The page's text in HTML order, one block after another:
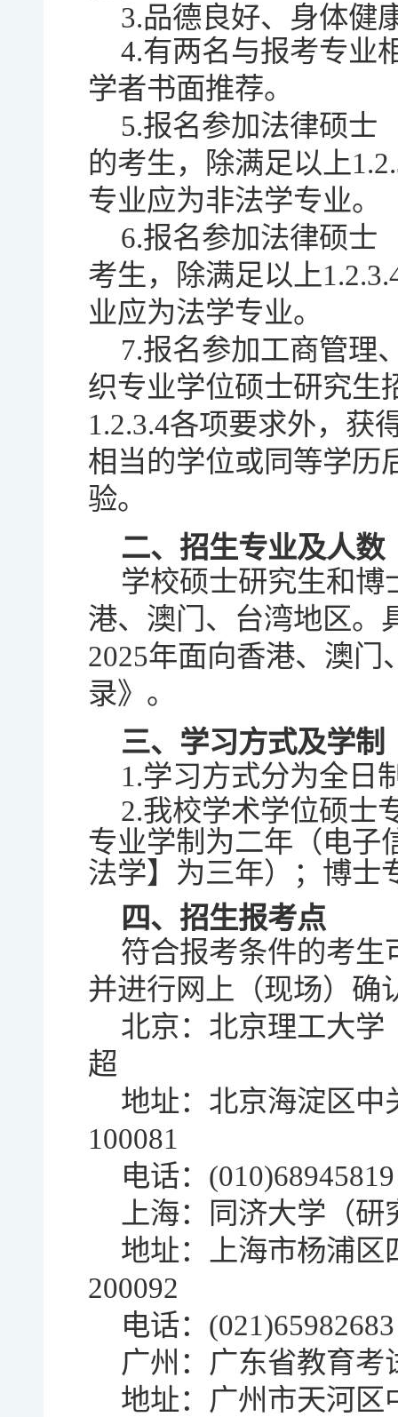
3.品德良好、身体健
4.有两名与报考专业
学者书面推荐。
5.报名参加法律硕士
的考生，除满足以上
专业应为非法学专业。
6.报名参加法律硕士
考生，除满足以上
业应为法学专业。
7.报名参加工商管理
织专业学位硕士研究生
1.2.3.4各项要求外，获
相当的学位或同等学历
验。
二、招生专业及人数
学校硕士研究生和博
港、澳门、台湾地区。
2025年面向香港、澳
录》。
三、学习方式及学制
1.学习方式分为全日
2.我校学术学位硕士
专业学制为二年（电子
法学】为三年）；博士
四、招生报考点
符合报考条件的考生
并进行网上（现场）确
北京：北京理工大
超
地址：北京海淀区中
100081
电话：
上海：同济大学
地址：上海市杨浦区
200092
电话：
广州：广东省教
地址：广州市天河区